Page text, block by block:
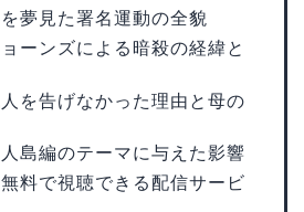
夢見た署名運動の全貌
ーンズによる暗殺の経緯と
を告げなかった理由と母の
島編のテーマに与えた影響
料で視聴できる配信サービ